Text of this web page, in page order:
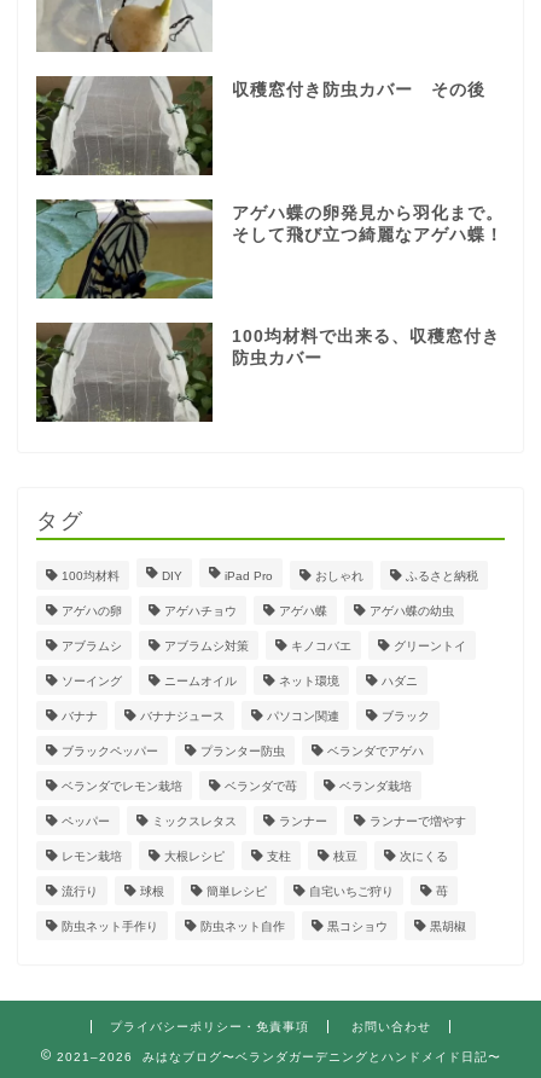
収穫窓付き防虫カバー その後
アゲハ蝶の卵発見から羽化まで。
そして飛び立つ綺麗なアゲハ蝶！
100均材料で出来る、収穫窓付き
防虫カバー
タグ
100均材料 DIY iPad Pro おしゃれ ふるさと納税
アゲハの卵 アゲハチョウ アゲハ蝶 アゲハ蝶の幼虫
アブラムシ アブラムシ対策 キノコバエ グリーントイ
ソーイング ニームオイル ネット環境 ハダニ
バナナ バナナジュース パソコン関連 ブラック
ブラックペッパー プランター防虫 ベランダでアゲハ
ベランダでレモン栽培 ベランダで苺 ベランダ栽培
ペッパー ミックスレタス ランナー ランナーで増やす
レモン栽培 大根レシピ 支柱 枝豆 次にくる
流行り 球根 簡単レシピ 自宅いちご狩り 苺
防虫ネット手作り 防虫ネット自作 黒コショウ 黒胡椒
プライバシーポリシー・免責事項 お問い合わせ
2021–2026 みはなブログ〜ベランダガーデニングとハンドメイド日記〜